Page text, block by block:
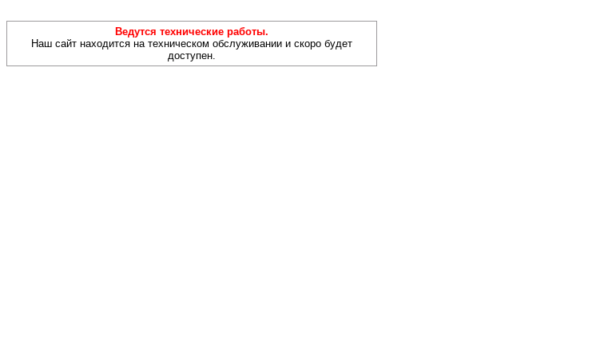
Ведутся технические работы.
Наш сайт находится на техническом обслуживании и скоро будет
доступен.